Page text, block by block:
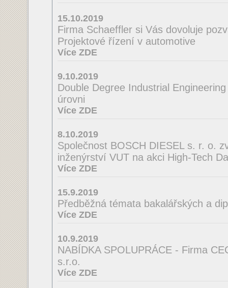
15.10.2019
Firma Schaeffler si Vás dovoluje
Projektové řízení v automotive
Více ZDE
9.10.2019
Double Degree Industrial
úrovni
Více ZDE
8.10.2019
Společnost BOSCH DIESEL s. r. o.
inženýrství VUT na akci High-Tech
Více ZDE
15.9.2019
Předběžná témata bakalářských a
Více ZDE
10.9.2019
NABÍDKA SPOLUPRÁCE - Firma
s.r.o.
Více ZDE